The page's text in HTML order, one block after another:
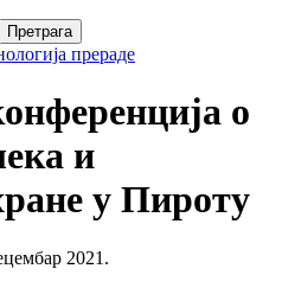
Претрага
прераде
о
и
у Пироту
2021.